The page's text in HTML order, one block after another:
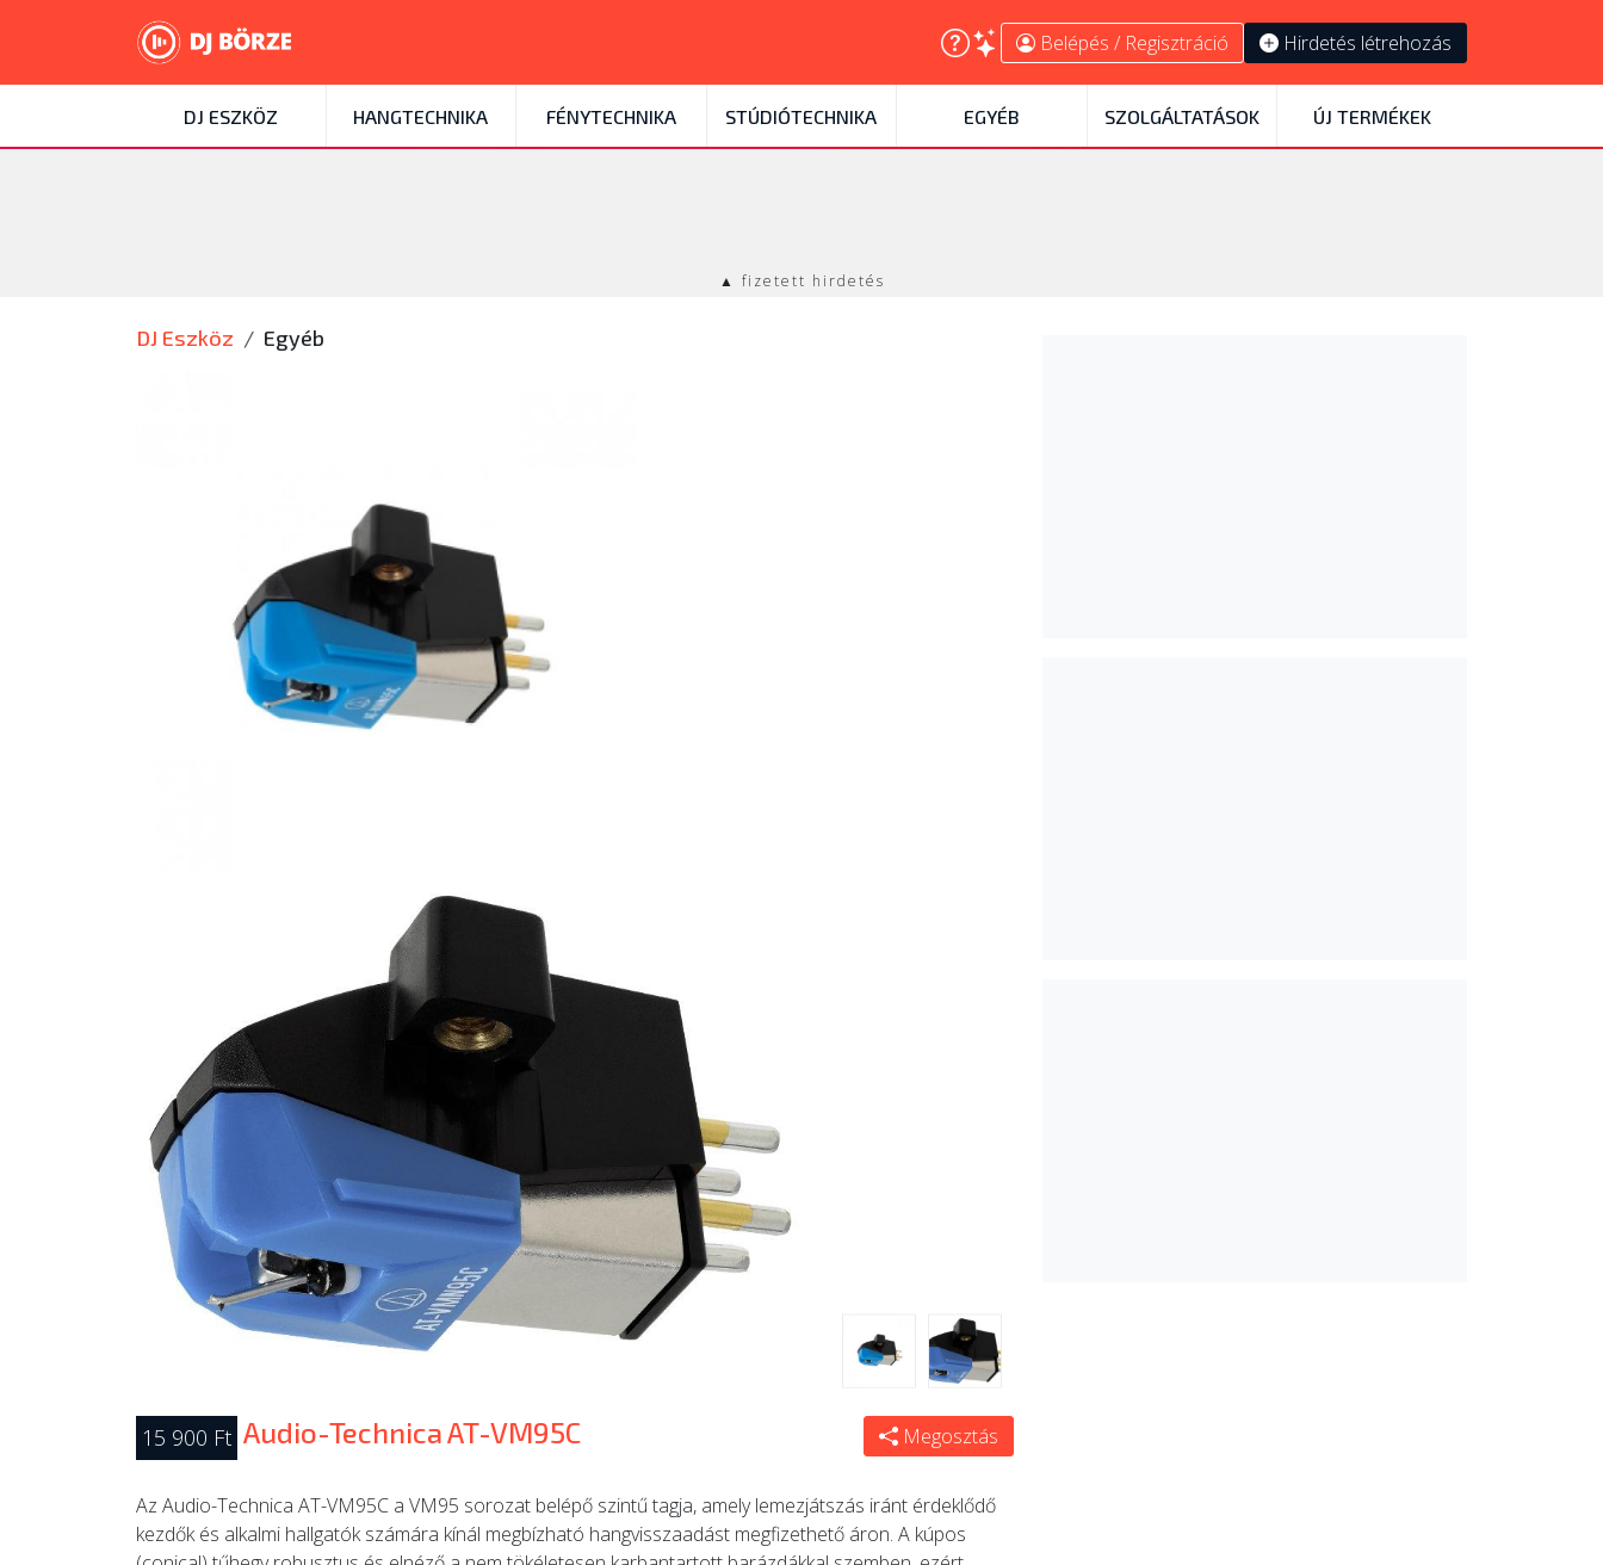
Belépés / Regisztráció Hirdetés létrehozás
DJ ESZKÖZ HANGTECHNIKA FÉNYTECHNIKA STÚDIÓTECHNIKA EGYÉB SZOLGÁLTATÁSOK ÚJ TERMÉKEK
▲ fizetett hirdetés
DJ Eszköz Egyéb
15 900 Ft Audio-Technica AT-VM95C Megosztás
Az Audio-Technica AT-VM95C a VM95 sorozat belépő szintű tagja, amely lemezjátszás iránt érdeklődő
kezdők és alkalmi hallgatók számára kínál megbízható hangvisszaadást megfizethető áron. A kúpos